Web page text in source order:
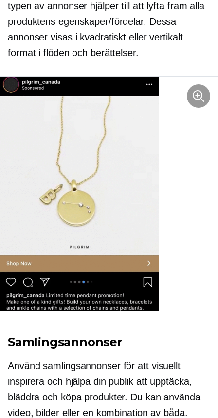
typen av annonser hjälper till att lyfta fram alla
produktens egenskaper/fördelar. Dessa
annonser visas i kvadratiskt eller vertikalt
format i flöden och berättelser.
Samlingsannonser
Använd samlingsannonser för att visuellt
inspirera och hjälpa din publik att upptäcka,
bläddra och köpa produkter. Du kan använda
video, bilder eller en kombination av båda.